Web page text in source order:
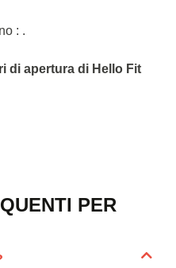
: .
di apertura di Hello Fit
PER